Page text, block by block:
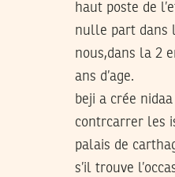
haut poste de
nulle part dans
nous,dans la 2
ans d’age.
beji a crée
contrcarrer les
palais de
s’il trouve